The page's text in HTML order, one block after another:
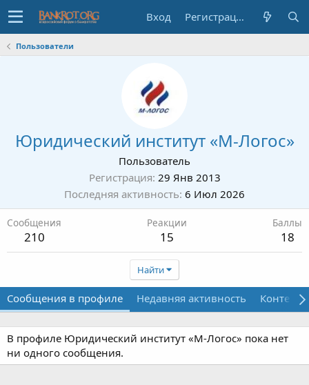
Вход Регистрация
Пользователи
Юридический институт «М-Логос»
Пользователь
Регистрация 29 Янв 2013
Последняя активность 6 Июл 2026
Сообщения
210
Реакции
15
Баллы
18
Найти
Сообщения в профиле Недавняя активность Контент
В профиле Юридический институт «М-Логос» пока нет
ни одного сообщения.